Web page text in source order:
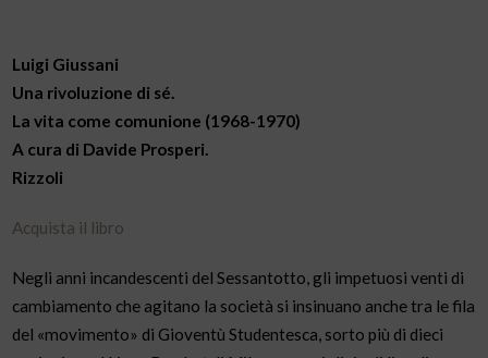
Luigi Giussani
Una rivoluzione di sé.
La vita come comunione (1968-1970)
A cura di Davide Prosperi.
Rizzoli
Acquista il libro
Negli anni incandescenti del Sessantotto, gli impetuosi venti di
cambiamento che agitano la società si insinuano anche tra le fila
del «movimento» di Gioventù Studentesca, sorto più di dieci